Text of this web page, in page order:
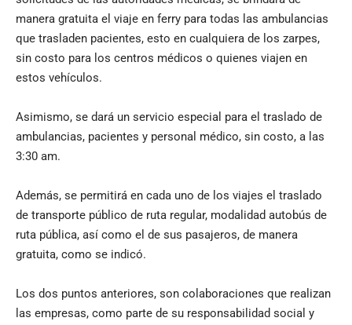
manera gratuita el viaje en ferry para todas las ambulancias
que trasladen pacientes, esto en cualquiera de los zarpes,
sin costo para los centros médicos o quienes viajen en
estos vehículos.
Asimismo, se dará un servicio especial para el traslado de
ambulancias, pacientes y personal médico, sin costo, a las
3:30 am.
Además, se permitirá en cada uno de los viajes el traslado
de transporte público de ruta regular, modalidad autobús de
ruta pública, así como el de sus pasajeros, de manera
gratuita, como se indicó.
Los dos puntos anteriores, son colaboraciones que realizan
las empresas, como parte de su responsabilidad social y